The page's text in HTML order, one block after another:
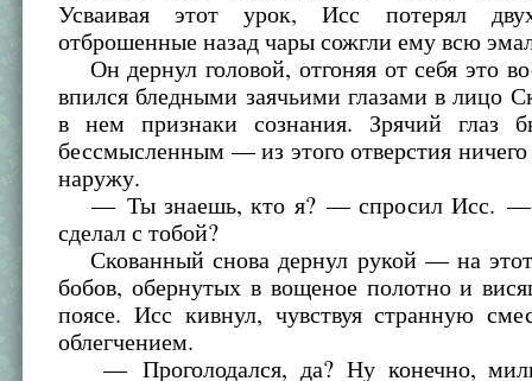
Усваивая этот урок, Исс потерял
отброшенные назад чары сожгли ему всю
Он дернул головой, отгоняя от себя это
впился бледными заячьими глазами в лицо
в нем признаки сознания. Зрячий глаз
бессмысленным — из этого отверстия
наружу.
— Ты знаешь, кто я? — спросил Исс. —
сделал с тобой?
Скованный снова дернул рукой — на этот
бобов, обернутых в вощеное полотно и
поясе. Исс кивнул, чувствуя странную
облегчением.
— Проголодался, да? Ну конечно,